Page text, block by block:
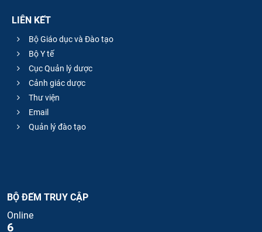
LIÊN KẾT
Bộ Giáo dục và Đào tạo
Bộ Y tế
Cục Quản lý dược
Cảnh giác dược
Thư viện
Email
Quản lý đào tạo
BỘ ĐẾM TRUY CẬP
Online
6